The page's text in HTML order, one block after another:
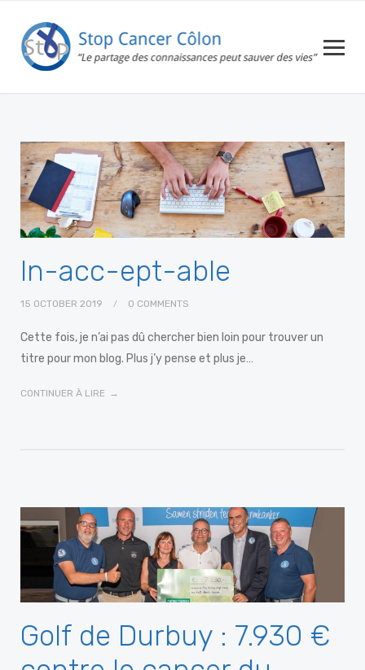
In-acc-ept-able
15 OCTOBER 2019 0 COMMENTS
Cette fois, je n’ai pas dû chercher bien loin pour trouver un
titre pour mon blog. Plus j’y pense et plus je…
CONTINUER À LIRE
Golf de Durbuy : 7.930 €